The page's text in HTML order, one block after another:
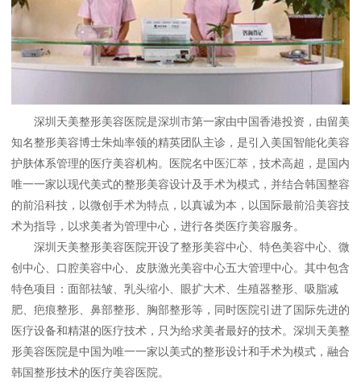
深圳天美整形美容医院是深圳市第一家由中国香港投资，由留美
知名整形美容博士朱灿率领的精英团队主诊，是引入美国智能化美容
护肤体系管理的医疗美容机构。医院名中医汇萃，技术高超，是国内
唯一一家以现代美式的整形美容设计及手术为模式，并结合韩国整容
的前沿科技，以微创手术为特点，以真诚为本，以国际最前沿美容技
术为指导，以求美者为管理中心，进行各类医疗美容服务。
深圳天美整形美容医院开设了整形美容中心、特色美容中心、微
创中心、口腔美容中心、皮肤激光美容中心五大管理中心。其中包含
特色项目：面部祛皱、乳头缩小、眼扩大术、生殖器整形、吸脂减
肥、疤痕整形、鼻部整形、胸部整形等，同时医院引进了国际先进的
医疗设备和精湛的医疗技术，只为给求美者最好的技术。深圳天美整
形美容医院是中国为唯一一家以美式的整形设计和手术为模式，融合
韩国整形技术的医疗美容医院。